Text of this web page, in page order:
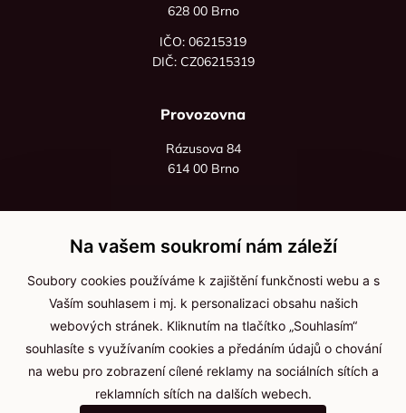
628 00 Brno
IČO: 06215319
DIČ: CZ06215319
Provozovna
Rázusova 84
614 00 Brno
+420 736 535 066
Po - pá: 8:00 - 16:00
info@jma-kam.cz
Důležité informace
Ochrana osobních údajů
Na vašem soukromí nám záleží
Soubory cookies používáme k zajištění funkčnosti webu a s
Vaším souhlasem i mj. k personalizaci obsahu našich
webových stránek. Kliknutím na tlačítko „Souhlasím“
souhlasíte s využívaním cookies a předáním údajů o chování
na webu pro zobrazení cílené reklamy na sociálních sítích a
reklamních sítích na dalších webech.